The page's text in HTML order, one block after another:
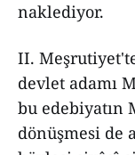
naklediyor.
II.
devlet adamı
bu edebiyatın
dönüşmesi de